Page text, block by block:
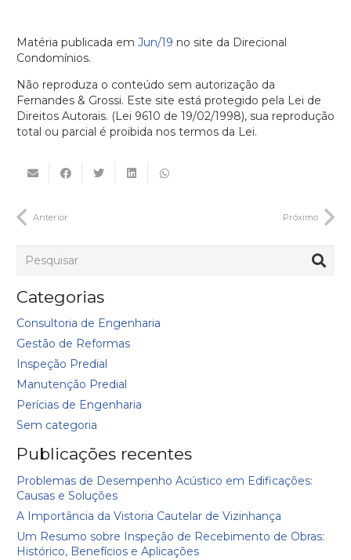
Matéria publicada em Jun/19 no site da Direcional
Condomínios.
Não reproduza o conteúdo sem autorização da
Fernandes & Grossi. Este site está protegido pela Lei de
Direitos Autorais. (Lei 9610 de 19/02/1998), sua reprodução
total ou parcial é proibida nos termos da Lei.
Anterior Próximo
Categorias
Consultoria de Engenharia
Gestão de Reformas
Inspeção Predial
Manutenção Predial
Perícias de Engenharia
Sem categoria
Publicações recentes
Problemas de Desempenho Acústico em Edificações:
Causas e Soluções
A Importância da Vistoria Cautelar de Vizinhança
Um Resumo sobre Inspeção de Recebimento de Obras:
Histórico, Benefícios e Aplicações